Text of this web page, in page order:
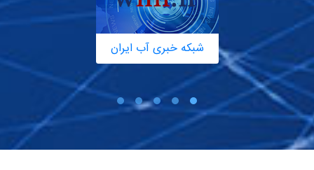
شبکه خبری آب ایران